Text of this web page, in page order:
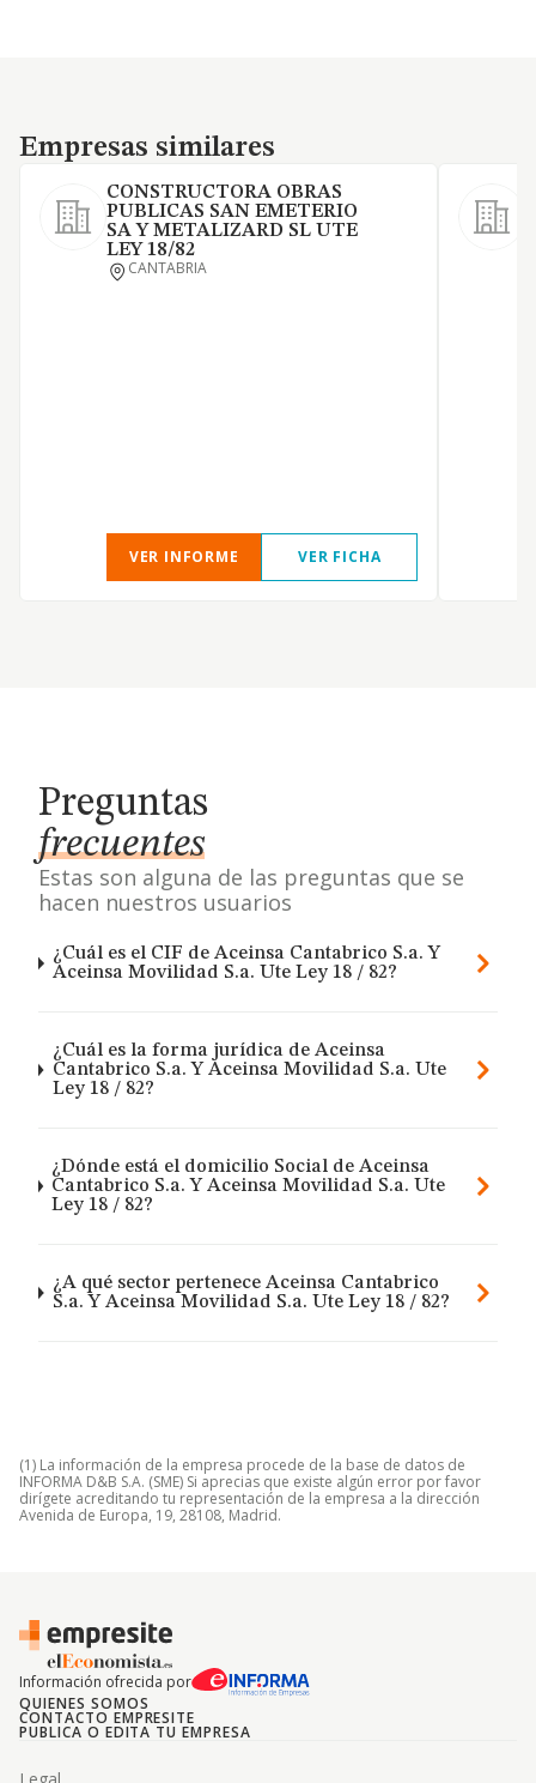
Empresas similares
Empresas similares
CONSTRUCTORA OBRAS
PUBLICAS SAN EMETERIO
SA Y METALIZARD SL UTE
LEY 18/82
CANTABRIA
VER INFORME VER FICHA
Preguntas
frecuentes
Estas son alguna de las preguntas que se
hacen nuestros usuarios
¿Cuál es el CIF de Aceinsa Cantabrico S.a. Y
Aceinsa Movilidad S.a. Ute Ley 18 / 82?
¿Cuál es la forma jurídica de Aceinsa
Cantabrico S.a. Y Aceinsa Movilidad S.a. Ute
Ley 18 / 82?
¿Dónde está el domicilio Social de Aceinsa
Cantabrico S.a. Y Aceinsa Movilidad S.a. Ute
Ley 18 / 82?
¿A qué sector pertenece Aceinsa Cantabrico
S.a. Y Aceinsa Movilidad S.a. Ute Ley 18 / 82?
(1) La información de la empresa procede de la base de datos de
INFORMA D&B S.A. (SME) Si aprecias que existe algún error por favor
dirígete acreditando tu representación de la empresa a la dirección
Avenida de Europa, 19, 28108, Madrid.
Información ofrecida por
QUIENES SOMOS
CONTACTO EMPRESITE
PUBLICA O EDITA TU EMPRESA